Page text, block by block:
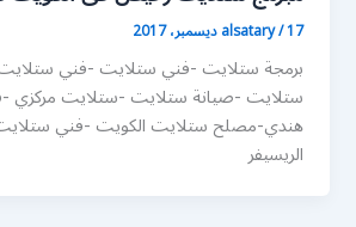
alsatary/17 ديسمبر، 2017
برمجة ستلايت -فني ستلايت -فني
ستلايت -صيانة ستلايت -ستلايت مركزي
الريسيفر